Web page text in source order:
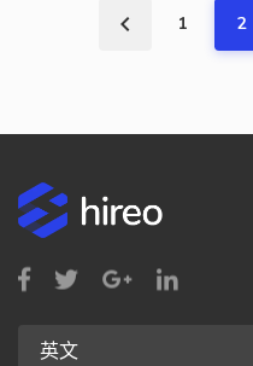
1 2
英文